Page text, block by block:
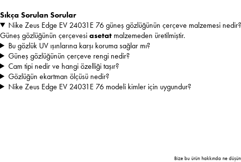
Sıkça Sorulan Sorular
Nike Zeus Edge EV 24031E 76 güneş gözlüğünün çerçeve malzemesi nedir?
Güneş gözlüğünün çerçevesiasetat malzemeden üretilmiştir.
Bu gözlük UV ışınlarına karşı koruma sağlar mı?
Güneş gözlüğünün çerçeve rengi nedir?
Cam tipi nedir ve hangi özelliği taşır?
Gözlüğün ekartman ölçüsü nedir?
Nike Zeus Edge EV 24031E 76 modeli kimler için uygundur?
Bize bu ürün hakkında ne